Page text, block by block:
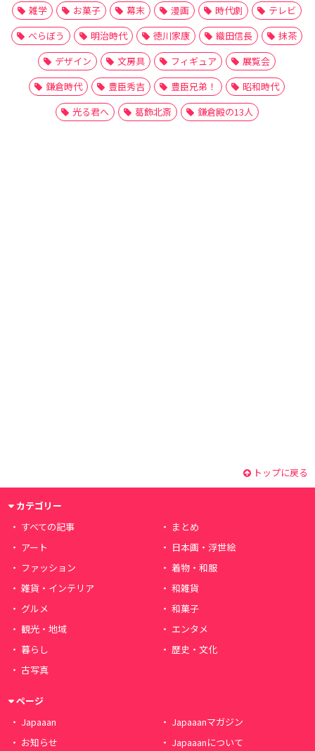
雑学
お菓子 幕末 漫画 時代劇
テレビ
べらぼう
明治時代 徳川家康 織田信長
抹茶
デザイン
文房具 フィギュア
展覧会
鎌倉時代
豊臣秀吉 豊臣兄弟！
昭和時代
光る君へ
葛飾北斎 鎌倉殿の13人
トップに戻る
カテゴリー
すべての記事
まとめ
アート
日本画・浮世絵
ファッション
着物・和服
雑貨・インテリア
和雑貨
グルメ
和菓子
観光・地域
エンタメ
暮らし
歴史・文化
古写真
ページ
Japaaan
Japaaanマガジン
お知らせ
Japaaanについて